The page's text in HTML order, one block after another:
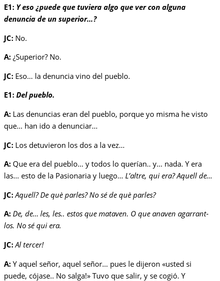
E1: Y eso ¿puede que tuviera algo que ver con alguna
denuncia de un superior…?
JC: No.
A: ¿Superior? No.
JC: Eso… la denuncia vino del pueblo.
E1: Del pueblo.
A: Las denuncias eran del pueblo, porque yo misma he visto
que… han ido a denunciar…
JC: Los detuvieron los dos a la vez…
A: Que era del pueblo… y todos lo querían.. y… nada. Y era
las… esto de la Pasionaria y luego… L’altre, qui era? Aquell de…
JC: Aquell? De què parles? No sé de què parles?
A: De, de… les, les.. estos que mataven. O que anaven agarrant-
los. No sé qui era.
JC: Al tercer!
A: Y aquel señor, aquel señor… pues le dijeron «usted si
puede, cójase.. No salga!» Tuvo que salir, y se cogió. Y